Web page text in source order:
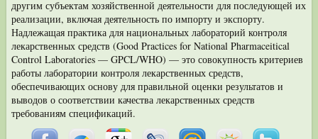
другим субъектам хозяйственной деятельности для последующей их
реализации, включая дея­тельность по импорту и экспорту.
Надлежащая практика для национальных лабораторий контроля
лекарственных средств (Good Practices for National Pharmaceitical
Control Laboratories — GPCL/WHO) — это совокупность критериев
работы лаборато­рии контроля лекарственных средств,
обеспечивающих основу для правильной оценки результатов и
выводов о соответствии качества лекарственных средств
требованиям спецификаций.